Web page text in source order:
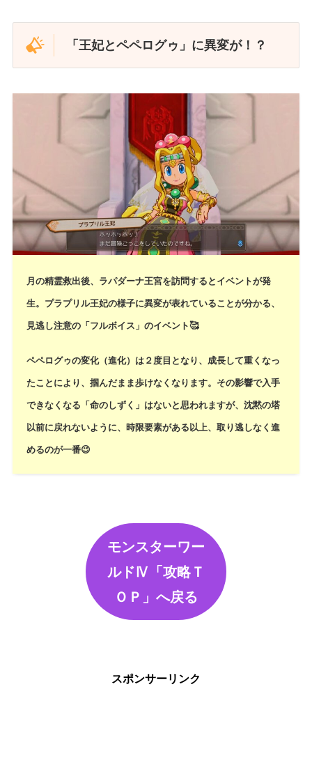
「王妃とペペログゥ」に異変が！？
月の精霊救出後、ラパダーナ王宮を訪問するとイベントが発
生。プラプリル王妃の様子に異変が表れていることが分かる、
見逃し注意の「フルボイス」のイベント🥰
ペペログゥの変化（進化）は２度目となり、成長して重くなっ
たことにより、掴んだまま歩けなくなります。その影響で入手
できなくなる「命のしずく」はないと思われますが、沈黙の塔
以前に戻れないように、時限要素がある以上、取り逃しなく進
めるのが一番😉
モンスターワー
ルドⅣ「攻略Ｔ
ＯＰ」へ戻る
スポンサーリンク